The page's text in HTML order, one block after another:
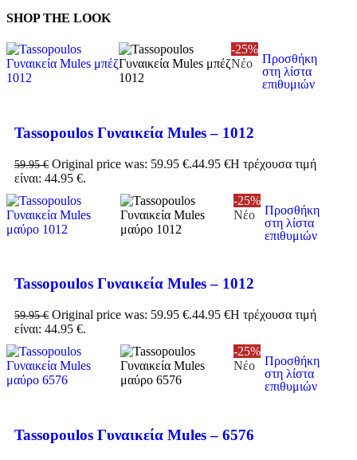
SHOP THE LOOK
-25%
Νέο
Προσθήκη
στη λίστα
επιθυμιών
Tassopoulos Γυναικεία Mules – 1012
59.95€ Original price was: 59.95 €.44.95 €Η τρέχουσα τιμή
είναι: 44.95 €.
-25%
Νέο
Προσθήκη
στη λίστα
επιθυμιών
Tassopoulos Γυναικεία Mules – 1012
59.95€ Original price was: 59.95 €.44.95 €Η τρέχουσα τιμή
είναι: 44.95 €.
-25%
Νέο
Προσθήκη
στη λίστα
επιθυμιών
Tassopoulos Γυναικεία Mules – 6576